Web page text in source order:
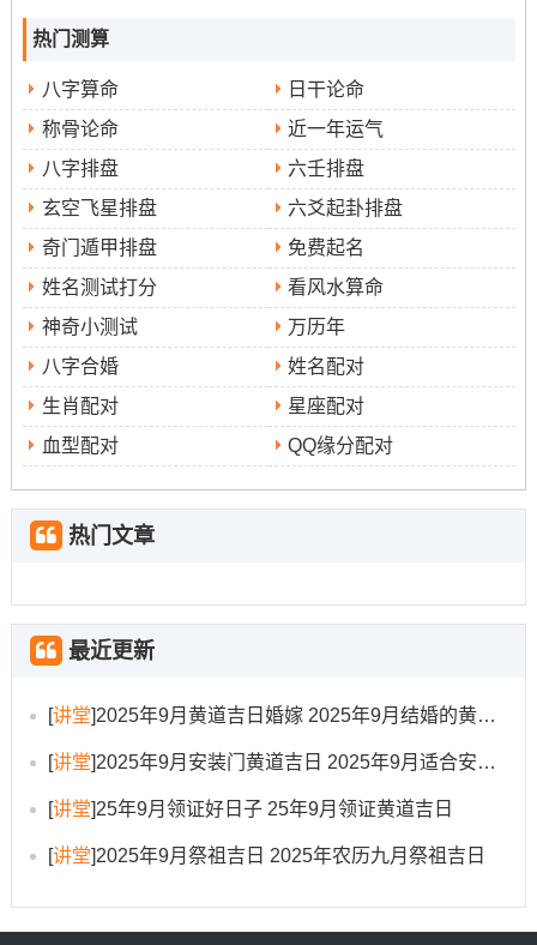
✓ 强效匹配:求嗣、安床、入宅
✓ 附加吉兆：嫁娶、开市
✗ 首要规避：无
✗ 次要规避:无
财位:正北（宜放置流水摆件）
喜神：西北（利于家庭和睦）
吉时:己卯时（5：00-6:59）、辛巳时（9：00-10:59）、乙
酉时（17:00-18:59）
◆ 公历:2025年9月16日星期二
农历：乙巳年七月廿五日
【宜】乔迁、进宅、安门、入宅、剃胎发
【冲】马日冲（壬午）| 岁破方位:南方
【九星吉凶】司命（黄道吉日）
✓ 强效匹配：进宅、安门、剃胎发
✓ 附加吉兆:乔迁、入宅
✗ 首要规避：结婚、动土
✗ 次要规避:开业、安葬
财位:正北（宜摆放五谷锦囊）
热门测算
八字算命
日干论命
称骨论命
近一年运气
八字排盘
六壬排盘
玄空飞星排盘
六爻起卦排盘
奇门遁甲排盘
免费起名
姓名测试打分
看风水算命
神奇小测试
万历年
八字合婚
姓名配对
生肖配对
星座配对
血型配对
QQ缘分配对
热门文章
最近更新
[讲堂]2025年9月黄道吉日婚嫁 2025年9月结婚的黄道吉日
[讲堂]2025年9月安装门黄道吉日 2025年9月适合安装大门的黄道吉日有哪些
[讲堂]25年9月领证好日子 25年9月领证黄道吉日
[讲堂]2025年9月祭祖吉日 2025年农历九月祭祖吉日